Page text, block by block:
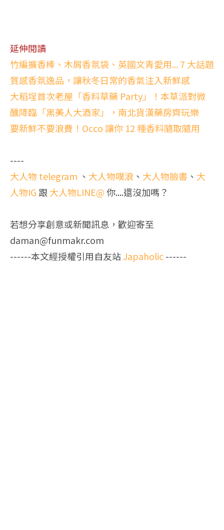
延伸閱讀
竹編擴香棒、木屑香氛袋、英國文青愛用... 7 大話題
質感香氛逸品，讓秋冬日常的香氣注入新鮮感
大稻埕首次老屋「香料草藥 Party」！本草派對微
醺降臨「黑美人大酒家」，南北貨漢藥房齊玩樂
要新鮮不要浪費！Occo 讓你 12 種香料隨取隨用
----
大人物 telegram 、 大人物噗浪 、 大人物臉書 、 大
人物IG 跟大人物LINE@你....還沒加嗎？
若想分享創意或新聞訊息，歡迎寄至
daman@funmakr.com
------本文經授權引用自友站Japaholic------